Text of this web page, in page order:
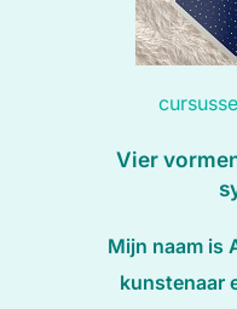
Vier
Mijn naam is
kunstenaar